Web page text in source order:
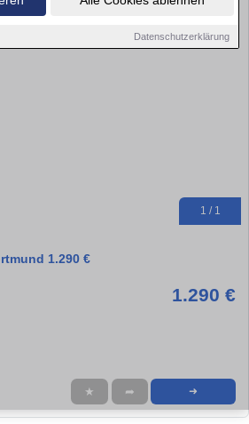
Datenschutzerklärung
1 / 1
1.290 €
1.290 €
★ ➦ ➜